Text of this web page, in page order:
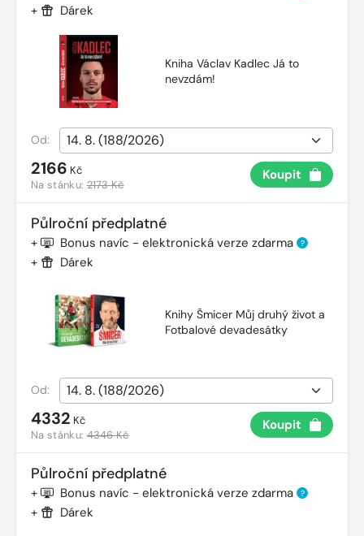
+ Dárek
Kniha Václav Kadlec Já to
nevzdám!
Od:
2166 Kč
Na stánku:2173 Kč
Koupit
Půlroční předplatné
+ Bonus navíc - elektronická verze zdarma ?
+ Dárek
Knihy Šmicer Můj druhý život a
Fotbalové devadesátky
Od:
4332 Kč
Na stánku:4346 Kč
Koupit
Půlroční předplatné
+ Bonus navíc - elektronická verze zdarma ?
+ Dárek